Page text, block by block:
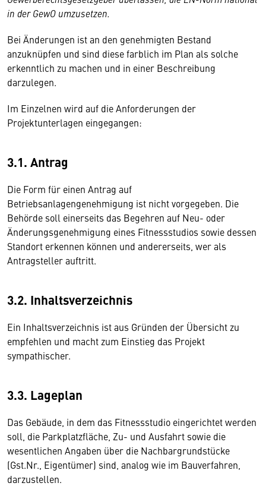
in der GewO umzusetzen.
Bei Änderungen ist an den genehmigten Bestand
anzuknüpfen und sind diese farblich im Plan als solche
erkenntlich zu machen und in einer Beschreibung
darzulegen.
Im Einzelnen wird auf die Anforderungen der
Projektunterlagen eingegangen:
3.1. Antrag
Die Form für einen Antrag auf
Betriebsanlagengenehmigung ist nicht vorgegeben. Die
Behörde soll einerseits das Begehren auf Neu- oder
Änderungsgenehmigung eines Fitnessstudios sowie dessen
Standort erkennen können und andererseits, wer als
Antragsteller auftritt.
3.2. Inhaltsverzeichnis
Ein Inhaltsverzeichnis ist aus Gründen der Übersicht zu
empfehlen und macht zum Einstieg das Projekt
sympathischer.
3.3. Lageplan
Das Gebäude, in dem das Fitnessstudio eingerichtet werden
soll, die Parkplatzfläche, Zu- und Ausfahrt sowie die
wesentlichen Angaben über die Nachbargrundstücke
(Gst.Nr., Eigentümer) sind, analog wie im Bauverfahren,
darzustellen.